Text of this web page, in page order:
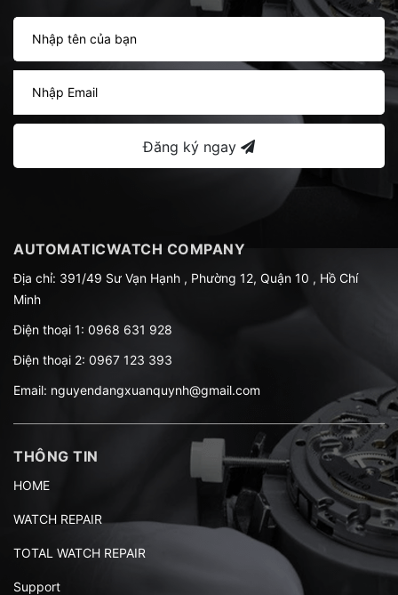
Đăng ký ngay
AUTOMATICWATCH COMPANY
Địa chỉ: 391/49 Sư Vạn Hạnh , Phường 12, Quận 10 , Hồ Chí
Minh
Điện thoại 1: 0968 631 928
Điện thoại 2: 0967 123 393
Email: nguyendangxuanquynh@gmail.com
THÔNG TIN
HOME
WATCH REPAIR
TOTAL WATCH REPAIR
Support